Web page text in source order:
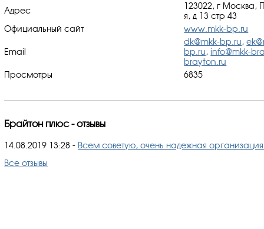
Адрес
123022, г Москва,
я, д 13 стр 43
Официальный сайт
www.mkk-bp.ru
Email
dk@mkk-bp.ru,
bp.ru,info@mkk-
brayton.ru
Просмотры
6835
Брайтон плюс - отзывы
14.08.2019 13:28- Всем советую, очень надежная
Все отзывы